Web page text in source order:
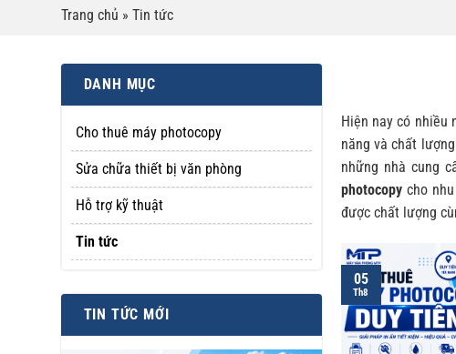
Trang chủ » Tin tức
DANH MỤC
Cho thuê máy photocopy
Sửa chữa thiết bị văn phòng
Hỗ trợ kỹ thuật
Tin tức
TIN TỨC MỚI
Hiện nay có nhiều
năng và chất
những nhà cung
photocopycho nhu
được chất lượng
05
Th8